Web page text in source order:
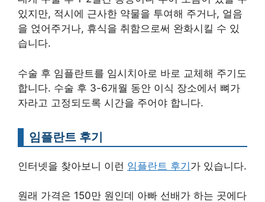
있지만, 적시에 근사한 약물을 투여해 주거나, 얼음
을 얹어주거나, 휴식을 취함으로써 완화시킬 수 있
습니다.
수술 후 임플란트를 임시치아로 바로 교체해 주기도
합니다. 수술 후 3-6개월 동안 이식 장소에서 뼈가
자라고 고정되도록 시간을 주어야 합니다.
임플란트 후기
인터넷을 찾아보니 이런 임플란트 후기가 있습니다.
원래 가격은 150만 원인데 아빠 선배가 하는 곳에다